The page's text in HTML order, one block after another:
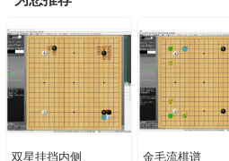
双星挂挡内侧 金毛流棋谱